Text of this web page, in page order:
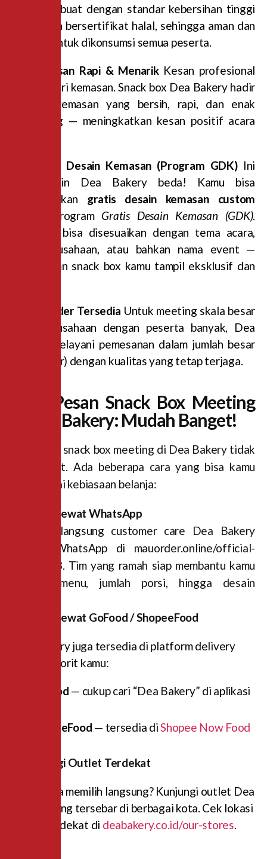
Bakery dibuat dengan standar kebersihan tinggi
dan sudah bersertifikat halal, sehingga aman dan
nyaman untuk dikonsumsi semua peserta.
✅ Kemasan Rapi & MenarikKesan profesional
dimulai dari kemasan. Snack box Dea Bakery hadir
dengan kemasan yang bersih, rapi, dan enak
dipandang — meningkatkan kesan positif acara
✅ Gratis Desain Kemasan (Program GDK)Ini
yang bikin Dea Bakery beda! Kamu bisa
mendapatkan gratis desain kemasan custom
melalui program Gratis Desain Kemasan (GDK).
Kemasan bisa disesuaikan dengan tema acara,
logo perusahaan, atau bahkan nama event —
menjadikan snack box kamu tampil eksklusif dan
✅ Big Order Tersedia Untuk meeting skala besar
atau perusahaan dengan peserta banyak, Dea
Bakery melayani pemesanan dalam jumlah besar
(Big Order) dengan kualitas yang tetap terjaga.
Cara Pesan Snack Box Meeting
di Dea Bakery: Mudah Banget!
Memesan snack box meeting di Dea Bakery tidak
perlu ribet. Ada beberapa cara yang bisa kamu
pilih sesuai kebiasaan belanja:
1. Pesan Lewat WhatsApp
Hubungi langsung customer care Dea Bakery
melalui WhatsApp di mauorder.online/official-
website-3. Tim yang ramah siap membantu kamu
memilih menu, jumlah porsi, hingga desain
2. Pesan Lewat GoFood / ShopeeFood
Dea Bakery juga tersedia di platform delivery
online favorit kamu:
GoFood — cukup cari “Dea Bakery” di aplikasi
ShopeeFood — tersedia diShopee Now Food
3. Kunjungi Outlet Terdekat
Lebih suka memilih langsung? Kunjungi outlet Dea
Bakery yang tersebar di berbagai kota. Cek lokasi
outlet terdekat di deabakery.co.id/our-stores.